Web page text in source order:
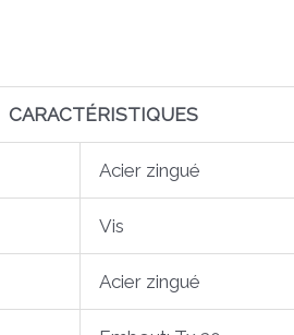
CARACTÉRISTIQUES
Acier zingué
Vis
Acier zingué